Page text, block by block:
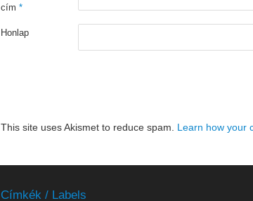
cím *
Honlap
This site uses Akismet to reduce spam. Learn how your
Címkék / Labels